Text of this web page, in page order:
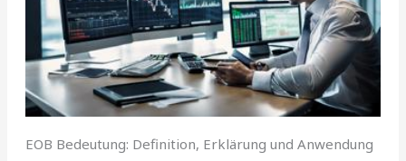
EOB Bedeutung: Definition, Erklärung und Anwendung